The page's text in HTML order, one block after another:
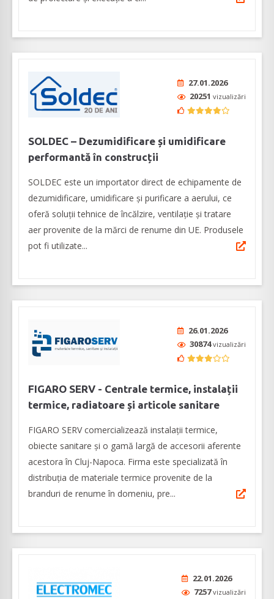
27.01.2026
20251 vizualizări
SOLDEC – Dezumidificare și umidificare
performantă în construcții
SOLDEC este un importator direct de echipamente de
dezumidificare, umidificare și purificare a aerului, ce
oferă soluții tehnice de încălzire, ventilație și tratare
aer provenite de la mărci de renume din UE. Produsele
pot fi utilizate...
26.01.2026
30874vizualizări
FIGARO SERV - Centrale termice, instalații
termice, radiatoare și articole sanitare
FIGARO SERV comercializează instalații termice,
obiecte sanitare și o gamă largă de accesorii aferente
acestora în Cluj-Napoca. Firma este specializată în
distribuția de materiale termice provenite de la
branduri de renume în domeniu, pre...
22.01.2026
7257vizualizări